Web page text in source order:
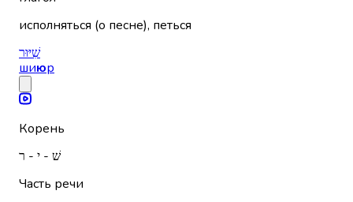
исполняться (о песне), петься
שִׁיּוּר
шиюр
Корень
שׁ - י - ר
Часть речи